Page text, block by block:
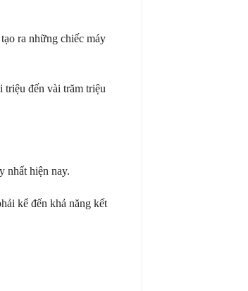
ra những chiếc máy
đến vài trăm triệu
nhất hiện nay.
kể đến khả năng kết